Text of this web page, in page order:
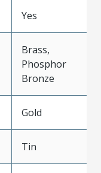
Yes
Brass,
Phosphor
Bronze
Gold
Tin